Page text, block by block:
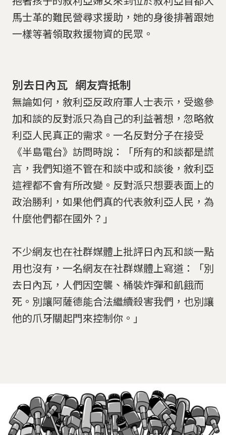
馬士革的難民營尋求援助，她的身後排著跟她
一樣等著領取救援物資的民眾。
別去日內瓦 網友齊抵制
無論如何，敘利亞反政府軍人士表示，受邀參
加和談的反對派只為自己的利益著想，忽略敘
利亞人民真正的需求。一名反對分子在接受
《半島電台》訪問時說：「所有的和談都是謊
言，我們知道不管在和談中或和談後，敘利亞
這裡都不會有所改變。反對派只想要表面上的
政治勝利，如果他們真的代表敘利亞人民，為
什麼他們都在國外？」
不少網友也在社群媒體上批評日內瓦和談一點
用也沒有，一名網友在社群媒體上寫道：「別
去日內瓦，人們因空襲、桶裝炸彈和飢餓而
死。別讓阿薩德能合法繼續殺害我們，也別讓
他的爪牙關起門來控制你。」